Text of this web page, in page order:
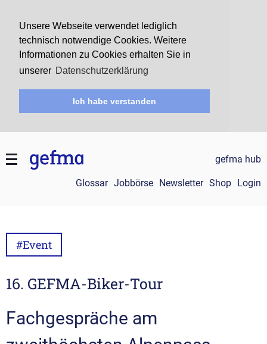
Unsere Webseite verwendet lediglich
technisch notwendige Cookies. Weitere
Informationen zu Cookies erhalten Sie in
unserer Datenschutzerklärung
Ich habe verstanden
gefma hub
Glossar Jobbörse Newsletter Shop Login
#Event
16. GEFMA-Biker-Tour
Fachgespräche am